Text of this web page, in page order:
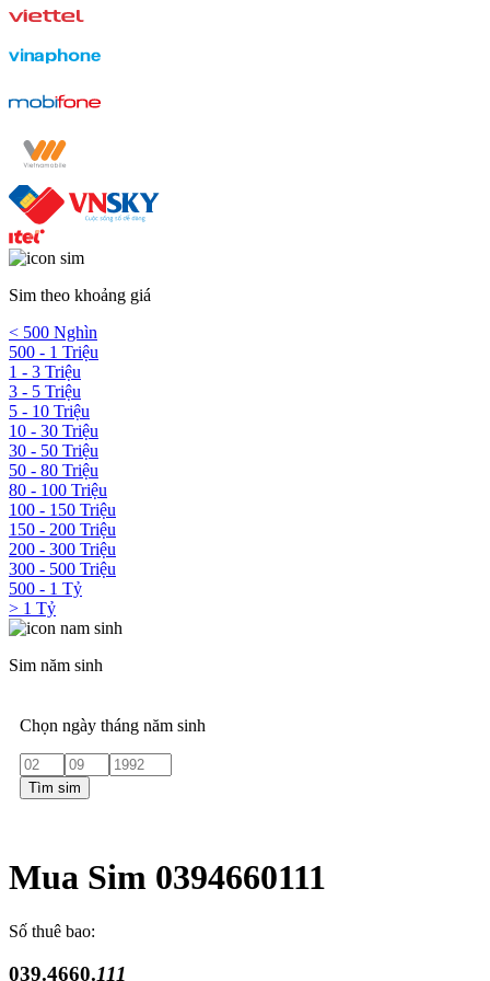
Sim theo khoảng giá
< 500 Nghìn
500 - 1 Triệu
1 - 3 Triệu
3 - 5 Triệu
5 - 10 Triệu
10 - 30 Triệu
30 - 50 Triệu
50 - 80 Triệu
80 - 100 Triệu
100 - 150 Triệu
150 - 200 Triệu
200 - 300 Triệu
300 - 500 Triệu
500 - 1 Tỷ
> 1 Tỷ
Sim năm sinh
Chọn ngày tháng năm sinh
Tìm sim
Mua Sim 0394660111
Số thuê bao:
039.4660.111